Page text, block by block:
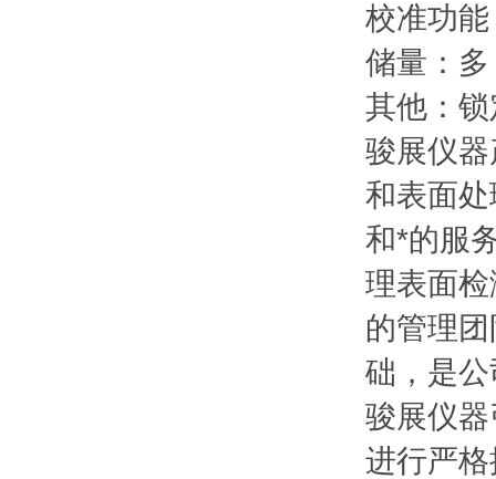
校准功
储量：
其他：
骏展仪
和表面
和*的服
理表面
的管理
础，是
骏展仪
进行严